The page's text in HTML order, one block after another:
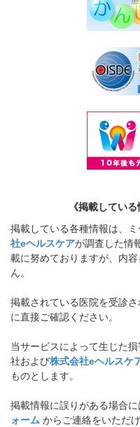
《掲載してい
掲載している各種情報は、
社eヘルスケアが調査した情
載に努めておりますが、内
ん。
掲載されている医院を受診
に直接ご確認ください。
当サービスによって生じた
社および株式会社eヘルスケ
ものとします。
掲載情報に誤りがある場合に
ォーム からご連絡をいただ